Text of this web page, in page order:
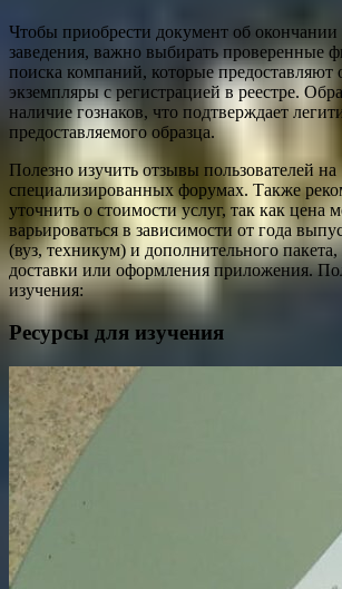
Чтобы приобрести документ об окончании
заведения, важно выбирать проверенные
поиска компаний, которые предоставляют
экземпляры с регистрацией в реестре.
наличие гознаков, что подтверждает
предоставляемого образца.
Полезно изучить отзывы пользователей на
специализированных форумах. Также
уточнить о стоимости услуг, так как цена
варьироваться в зависимости от года
(вуз, техникум) и дополнительного
доставки или оформления приложения.
изучения:
Ресурсы для изучения